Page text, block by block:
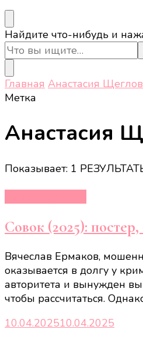
Ищите
что-
то?
Найдите что-нибудь и
Главная Анастасия
Метка
Анастасия
Показывает: 1
Совок (2025):
Вячеслав Ермаков,
оказывается в долгу у
авторитета и вынужден
чтобы рассчитаться.
10.04.202510.04.2025